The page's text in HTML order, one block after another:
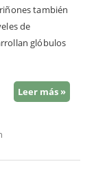
también
de
glóbulos
Leer más »